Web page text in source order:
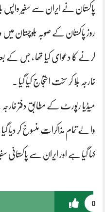
پاکستان نے ایران سے سفیر واپس
روز پاکستان کے صوبہ بلوچستان
کرنے کا دعوای کیا تھا ، جس کے
خارجہ بلا کر سخت احتجاج کیا گیا .
میڈیا رپورٹ کے مطابق دفتر
والے تمام مذاکرات منسوخ کر دیا
کہا گیا ہے اور ایران سے پاکستانی
0